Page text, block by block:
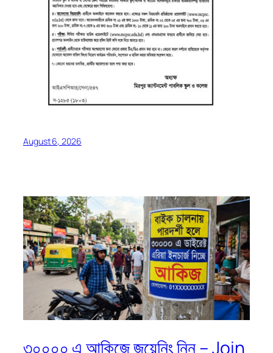
August 6, 2026
৩০০০০ এ আকিজে জয়েনিং নিন – Join